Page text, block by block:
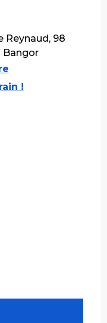
Reynaud, 98
Bangor
!